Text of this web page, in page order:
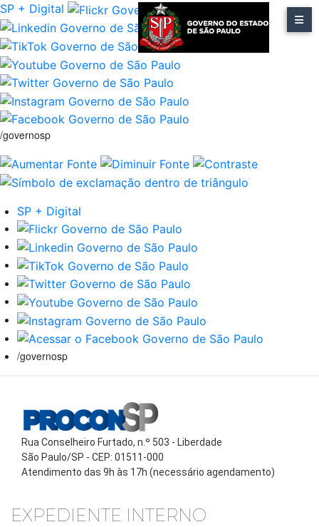
SP + Digital
/governosp
SP + Digital
/governosp
Rua Conselheiro Furtado, n.º 503 - Liberdade
São Paulo/SP - CEP: 01511-000
Atendimento das 9h às 17h (necessário agendamento)
EXPEDIENTE INTERNO